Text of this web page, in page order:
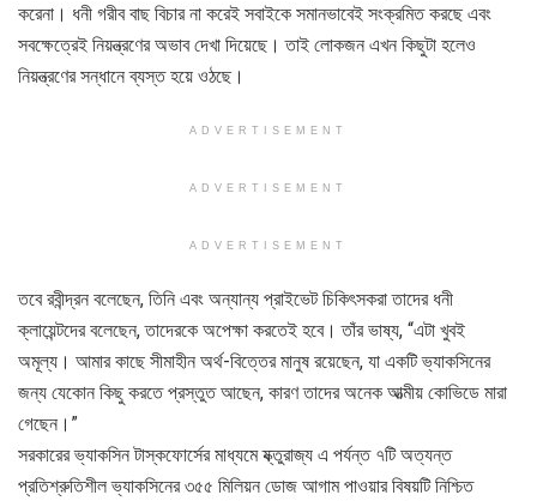
করেনা। ধনী গরীব বাছ বিচার না করেই সবাইকে সমানভাবেই সংক্রমিত করছে এবং
সবক্ষেত্রেই নিয়ন্ত্রণের অভাব দেখা দিয়েছে। তাই লোকজন এখন কিছুটা হলেও
নিয়ন্ত্রণের সন্ধানে ব্যস্ত হয়ে ওঠছে।
ADVERTISEMENT
ADVERTISEMENT
ADVERTISEMENT
তবে রবীন্দ্রন বলেছেন, তিনি এবং অন্যান্য প্রাইভেট চিকিৎসকরা তাদের ধনী
ক্লায়েন্টদের বলেছেন, তাদেরকে অপেক্ষা করতেই হবে। তাঁর ভাষ্য, “এটা খুবই
অমূল্য। আমার কাছে সীমাহীন অর্থ-বিত্তের মানুষ রয়েছেন, যা একটি ভ্যাকসিনের
জন্য যেকোন কিছু করতে প্রস্তুত আছেন, কারণ তাদের অনেক আত্মীয় কোভিডে মারা
গেছেন।”
সরকারের ভ্যাকসিন টাস্কফোর্সের মাধ্যমে য্ক্তুরাজ্য এ পর্যন্ত ৭টি অত্যন্ত
প্রতিশ্রুতিশীল ভ্যাকসিনের ৩৫৫ মিলিয়ন ডোজ আগাম পাওয়ার বিষয়টি নিশ্চিত